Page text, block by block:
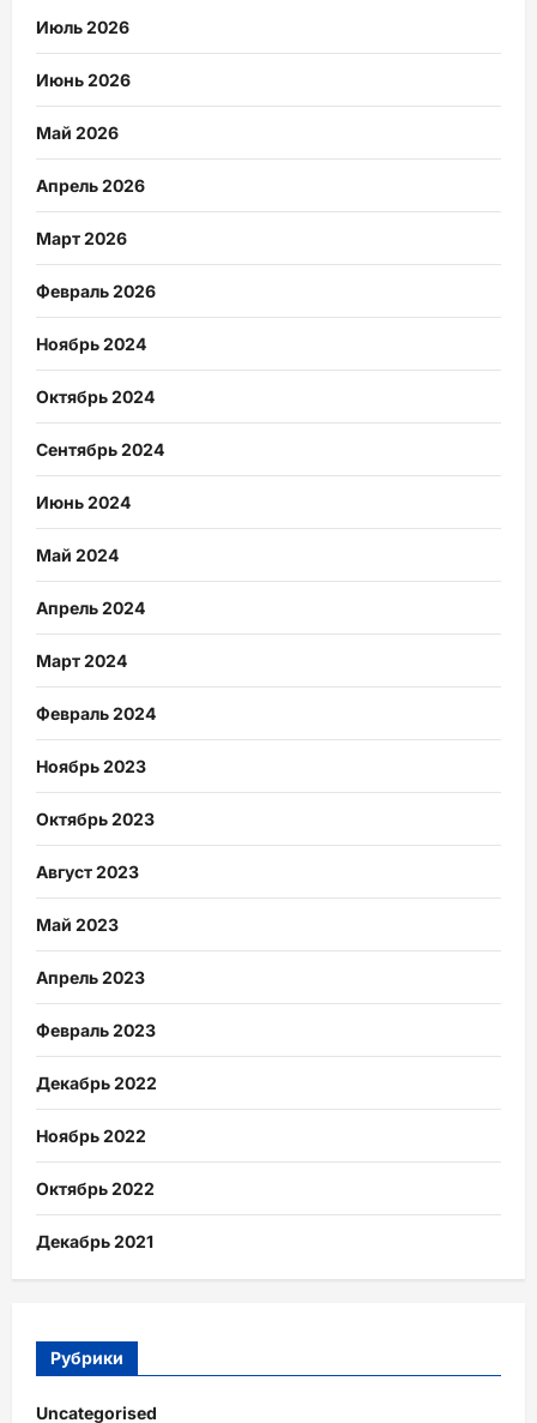
Июль 2026
Июнь 2026
Май 2026
Апрель 2026
Март 2026
Февраль 2026
Ноябрь 2024
Октябрь 2024
Сентябрь 2024
Июнь 2024
Май 2024
Апрель 2024
Март 2024
Февраль 2024
Ноябрь 2023
Октябрь 2023
Август 2023
Май 2023
Апрель 2023
Февраль 2023
Декабрь 2022
Ноябрь 2022
Октябрь 2022
Декабрь 2021
Рубрики
Uncategorised